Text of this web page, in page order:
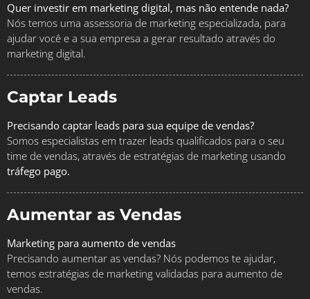
Quer investir em marketing digital, mas não entende nada?
Nós temos uma assessoria de marketing especializada, para
ajudar você e a sua empresa a gerar resultado através do
marketing digital.
Captar Leads
Precisando captar leads para sua equipe de vendas?
Somos especialistas em trazer leads qualificados para o seu
time de vendas, através de estratégias de marketing usando
tráfego pago.
Aumentar as Vendas
Marketing para aumento de vendas
Precisando aumentar as vendas? Nós podemos te ajudar,
temos estratégias de marketing validadas para aumento de
vendas.